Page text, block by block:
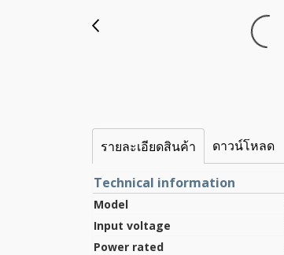
รายละเอียดสินค้า ดาวน์โหลด
Technical information
Model
Input voltage
Power rated